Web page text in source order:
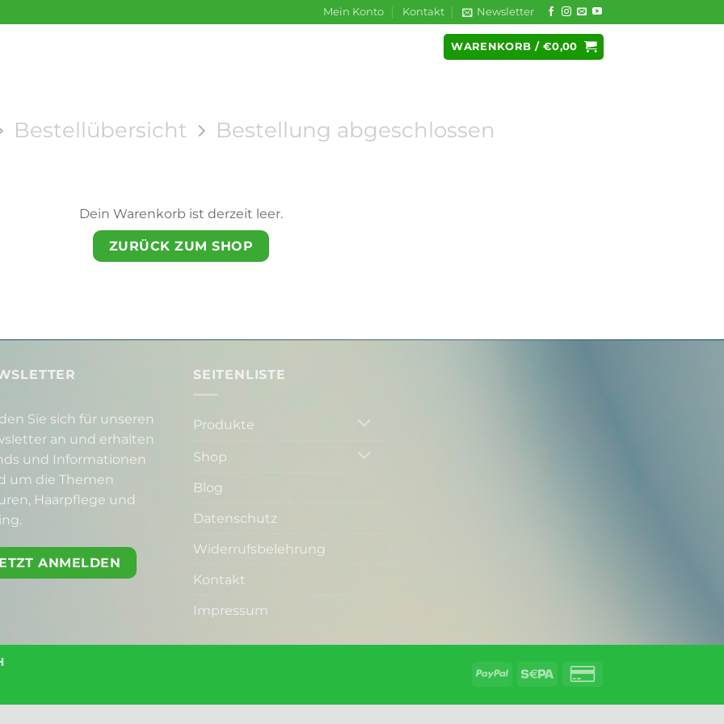
Mein Konto Kontakt Newsletter
WARENKORB / €0,00
Bestellübersicht Bestellung abgeschlossen
Dein Warenkorb ist derzeit leer.
ZURÜCK ZUM SHOP
Sie sich für unseren
an und erhalten
und Informationen
um die Themen
Haarpflege und
ANMELDEN
SEITENLISTE
Produkte
Shop
Blog
Datenschutz
Widerrufsbelehrung
Kontakt
Impressum
PayPal Sepa
2